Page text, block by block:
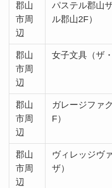
郡山
市周
辺
パステル郡山
ル郡山2F）
郡山
市周
辺
女子文具（ザ
郡山
市周
辺
ガレージファ
F）
郡山
市周
辺
ヴィレッジヴ
ザ）